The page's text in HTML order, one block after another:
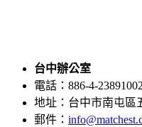
台
電話
地址：台中市南
郵件：